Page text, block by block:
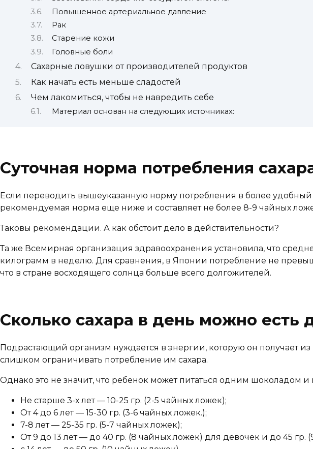
Повышенное артериальное давление
Рак
Старение кожи
Головные боли
Сахарные ловушки от производителей продуктов
Как начать есть меньше сладостей
Чем лакомиться, чтобы не навредить себе
Материал основан на следующих источниках:
Суточная норма потребления
Если переводить вышеуказанную норму потребления в более
рекомендуемая норма еще ниже и составляет не более 8-9 чайных
Таковы рекомендации. А как обстоит дело в действительности?
Та же Всемирная организация здравоохранения установила, что
килограмм в неделю. Для сравнения, в Японии потребление не
что в стране восходящего солнца больше всего долгожителей.
Сколько сахара в день можно есть
Подрастающий организм нуждается в энергии, которую он получает
слишком ограничивать потребление им сахара.
Однако это не значит, что ребенок может питаться одним шоколадом
Не старше 3-х лет — 10-25 гр. (2-5 чайных ложек);
От 4 до 6 лет — 15-30 гр. (3-6 чайных ложек.);
7-8 лет — 25-35 гр. (5-7 чайных ложек);
От 9 до 13 лет — до 40 гр. (8 чайных ложек) для девочек и до 45 гр.